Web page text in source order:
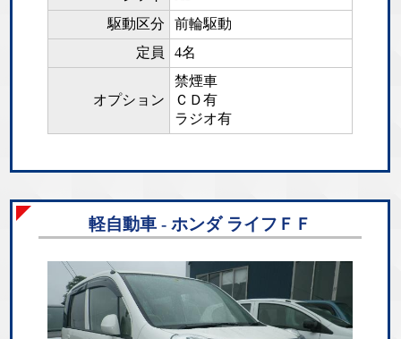
駆動区分
前輪駆動
定員
4名
オプション
禁煙車
ＣＤ有
ラジオ有
軽自動車 - ホンダ ライフＦＦ